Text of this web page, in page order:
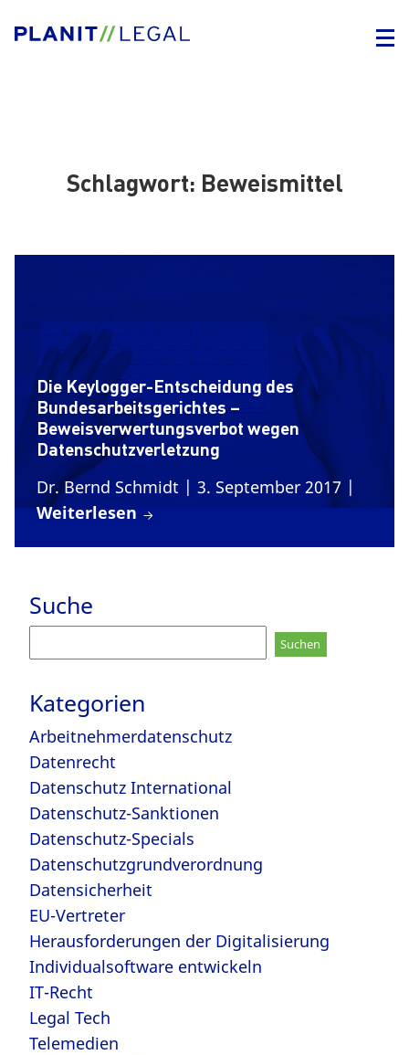
Schlagwort: Beweismittel
Die Keylogger-Entscheidung des
Bundesarbeitsgerichtes –
Beweisverwertungsverbot wegen
Datenschutzverletzung
Dr. Bernd Schmidt | 3. September 2017 |
Weiterlesen
Suche
nach:
Kategorien
Arbeitnehmerdatenschutz
Datenrecht
Datenschutz International
Datenschutz-Sanktionen
Datenschutz-Specials
Datenschutzgrundverordnung
Datensicherheit
EU-Vertreter
Herausforderungen der Digitalisierung
Individualsoftware entwickeln
IT-Recht
Legal Tech
Telemedien